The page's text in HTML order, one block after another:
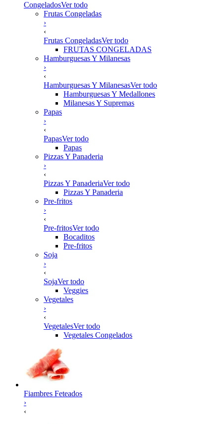
CongeladosVer todo
Frutas Congeladas
›
‹
Frutas CongeladasVer todo
FRUTAS CONGELADAS
Hamburguesas Y Milanesas
›
‹
Hamburguesas Y MilanesasVer todo
Hamburguesas Y Medallones
Milanesas Y Supremas
Papas
›
‹
PapasVer todo
Papas
Pizzas Y Panaderia
›
‹
Pizzas Y PanaderiaVer todo
Pizzas Y Panaderia
Pre-fritos
›
‹
Pre-fritosVer todo
Bocaditos
Pre-fritos
Soja
›
‹
SojaVer todo
Veggies
Vegetales
›
‹
VegetalesVer todo
Vegetales Congelados
Fiambres Feteados
›
‹